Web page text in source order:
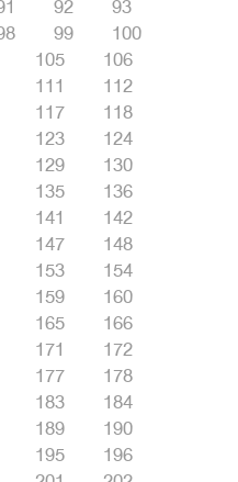
92
93
99
100
105
106
111
112
117
118
123
124
129
130
135
136
141
142
147
148
153
154
159
160
165
166
171
172
177
178
183
184
189
190
195
196